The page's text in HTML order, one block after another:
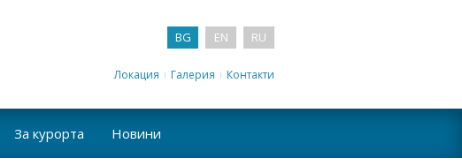
BG EN RU
Локация Галерия Контакти
За курорта Новини